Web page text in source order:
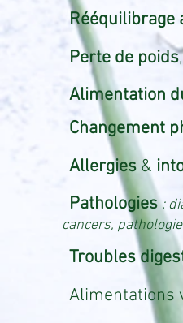
Rééquilibrage
Perte de poids
Alimentation
Changement
Allergies &
Pathologies :
cancers,
Troubles
Alimentations